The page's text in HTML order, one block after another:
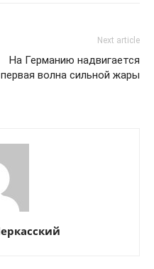
Next article
На Германию надвигается
первая волна сильной жары